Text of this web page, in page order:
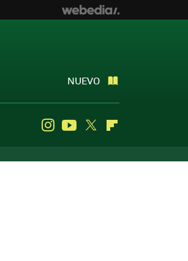
NUEVO
InstagramYoutube
Twitter